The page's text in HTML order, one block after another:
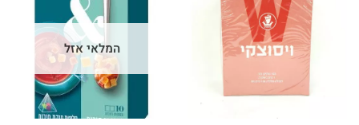
המלאי אזל